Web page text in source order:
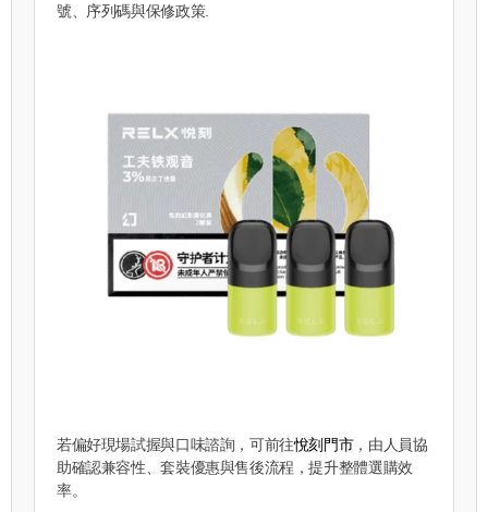
號、序列碼與保修政策.
若偏好現場試握與口味諮詢，可前往悅刻門市，由人員協
助確認兼容性、套裝優惠與售後流程，提升整體選購效
率。